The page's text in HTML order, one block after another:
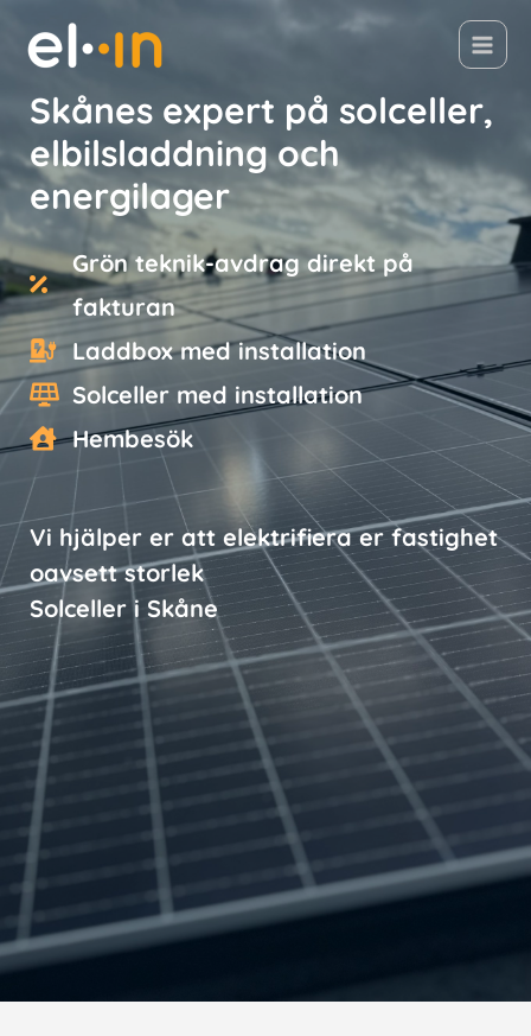
Skånes expert på solceller,
elbilsladdning och
energilager
Grön teknik-avdrag direkt på
fakturan
Laddbox med installation
Solceller med installation
Hembesök
Vi hjälper er att elektrifiera er fastighet
oavsett storlek
Solceller i Skåne